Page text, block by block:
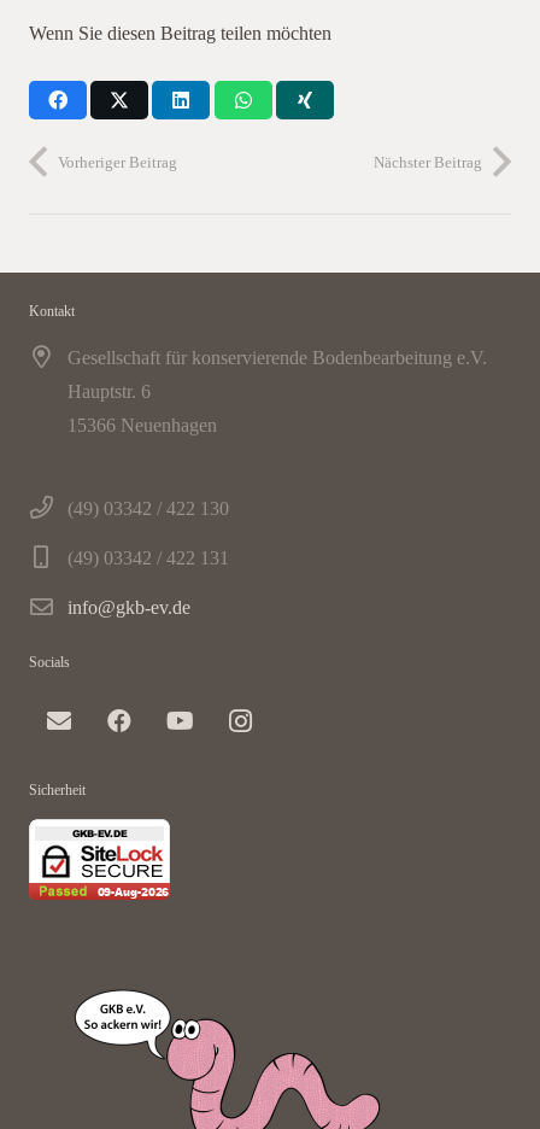
Wenn Sie diesen Beitrag teilen möchten
Vorheriger Beitrag Nächster Beitrag
Kontakt
Gesellschaft für konservierende Bodenbearbeitung e.V.
Hauptstr. 6
15366 Neuenhagen
(49) 03342 / 422 130
(49) 03342 / 422 131
info@gkb-ev.de
Socials
Sicherheit